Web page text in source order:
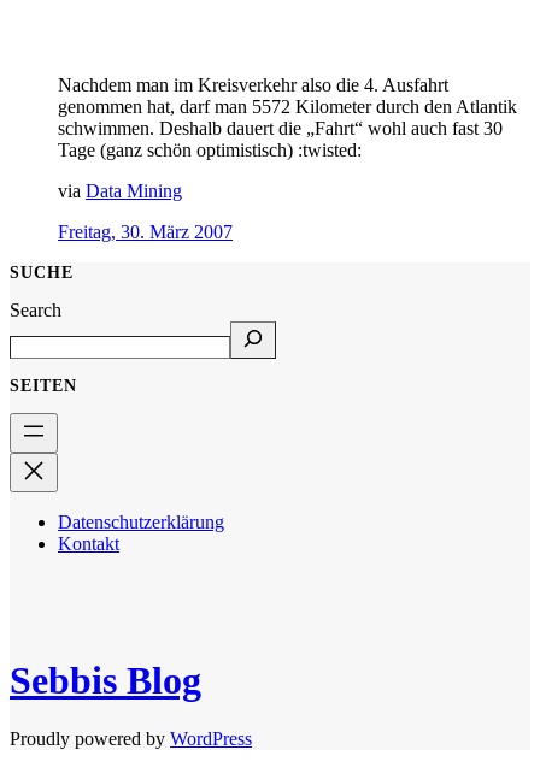
Nachdem man im Kreisverkehr also die 4. Ausfahrt
genommen hat, darf man 5572 Kilometer durch den Atlantik
schwimmen. Deshalb dauert die „Fahrt“ wohl auch fast 30
Tage (ganz schön optimistisch) :twisted:
via Data Mining
Freitag, 30. März 2007
SUCHE
Search
SEITEN
Datenschutzerklärung
Kontakt
Sebbis Blog
Proudly powered by WordPress